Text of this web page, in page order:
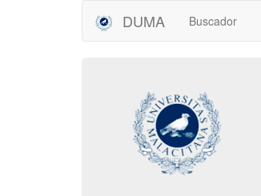
DUMA Buscador